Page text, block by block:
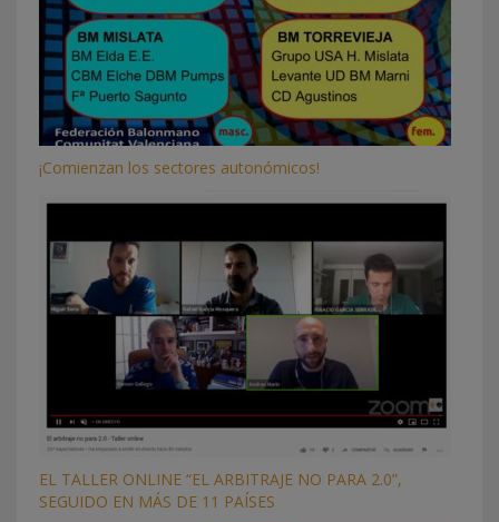
¡Comienzan los sectores autonómicos!
EL TALLER ONLINE “EL ARBITRAJE NO PARA 2.0”,
SEGUIDO EN MÁS DE 11 PAÍSES